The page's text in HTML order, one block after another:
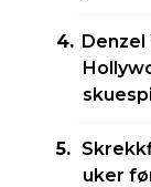
Denzel
uker